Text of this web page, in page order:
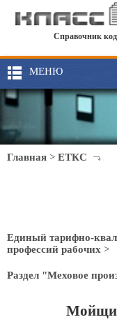
Справочник
МЕНЮ
Главная > ЕТКС
Единый тарифно-
профессий рабочих >
Раздел "Меховое